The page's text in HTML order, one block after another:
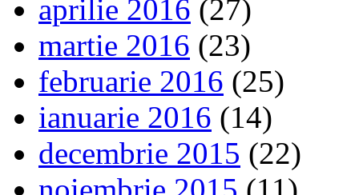
aprilie 2016 (27)
martie 2016 (23)
februarie 2016 (25)
ianuarie 2016 (14)
decembrie 2015 (22)